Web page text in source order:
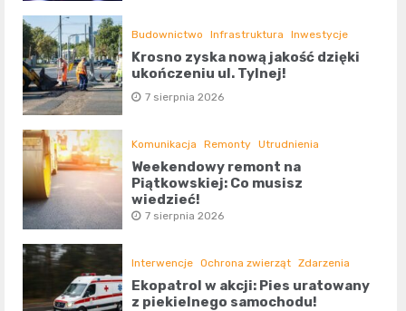
Budownictwo Infrastruktura Inwestycje
Krosno zyska nową jakość dzięki
ukończeniu ul. Tylnej!
7 sierpnia 2026
Komunikacja Remonty Utrudnienia
Weekendowy remont na
Piątkowskiej: Co musisz
wiedzieć!
7 sierpnia 2026
Interwencje Ochrona zwierząt Zdarzenia
Ekopatrol w akcji: Pies uratowany
z piekielnego samochodu!